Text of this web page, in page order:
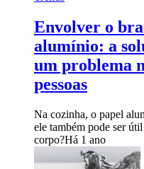
Envolver o
alumínio: a
um problema
pessoas
Na cozinha, o papel
ele também pode ser
corpo?Há 1 ano